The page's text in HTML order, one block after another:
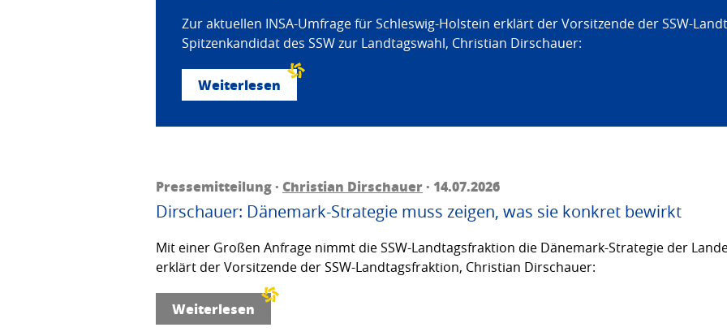
Zur aktuellen INSA-Umfrage für Schleswig-Holstein erklärt der Vorsitzende der SSW-
Spitzenkandidat des SSW zur Landtagswahl, Christian Dirschauer:
Weiterlesen
Pressemitteilung · Christian Dirschauer· 14.07.2026
Dirschauer: Dänemark-Strategie muss zeigen, was sie konkret bewirkt
Mit einer Großen Anfrage nimmt die SSW-Landtagsfraktion die Dänemark-Strategie der
erklärt der Vorsitzende der SSW-Landtagsfraktion, Christian Dirschauer:
Weiterlesen